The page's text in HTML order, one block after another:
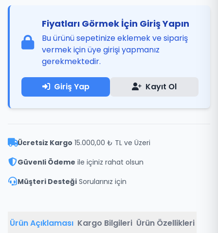
Fiyatları Görmek İçin Giriş Yapın
Bu ürünü sepetinize eklemek ve sipariş
vermek için üye girişi yapmanız
gerekmektedir.
Giriş Yap Kayıt Ol
Ücretsiz Kargo 15.000,00 ₺ TL ve Üzeri
Güvenli Ödeme ile içiniz rahat olsun
Müşteri Desteği Sorularınız için
Ürün Açıklaması Kargo Bilgileri Ürün Özellikleri